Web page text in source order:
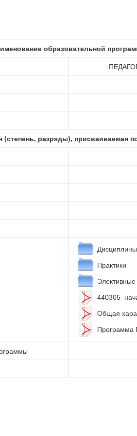
образовательной
разряды), присваиваемая
Практики
Элективные
Общая
Программа